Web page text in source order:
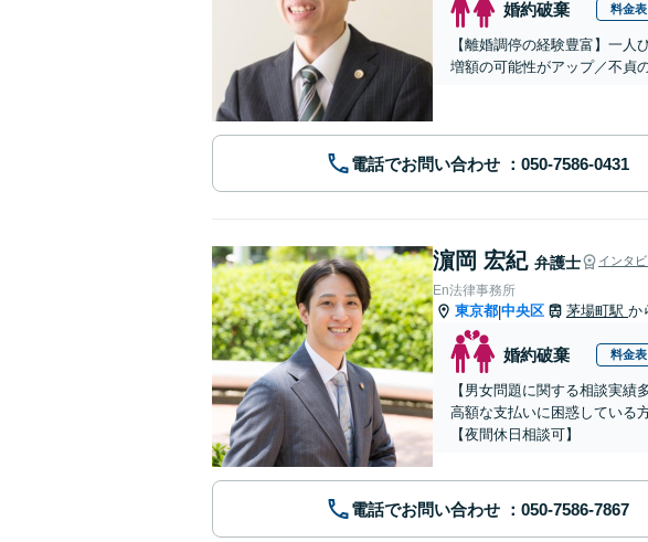
婚約破棄 料金
【離婚調停の経験豊富】一
増額の可能性がアップ／不貞
電話でお問い合わせ
濵岡 宏紀 弁護士 インタ
En法律事務所
東京都|中央区 茅場町駅 か
婚約破棄 料金
【男女問題に関する相談実
高額な支払いに困惑している
【夜間休日相談可】
電話でお問い合わせ